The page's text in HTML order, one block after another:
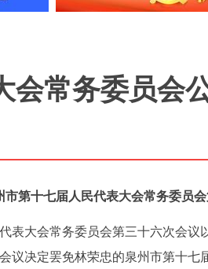
会常务委员会
市第十七届人民代表大会常务委员
表大会常务委员会第三十六次会
议决定罢免林荣忠的泉州市第十